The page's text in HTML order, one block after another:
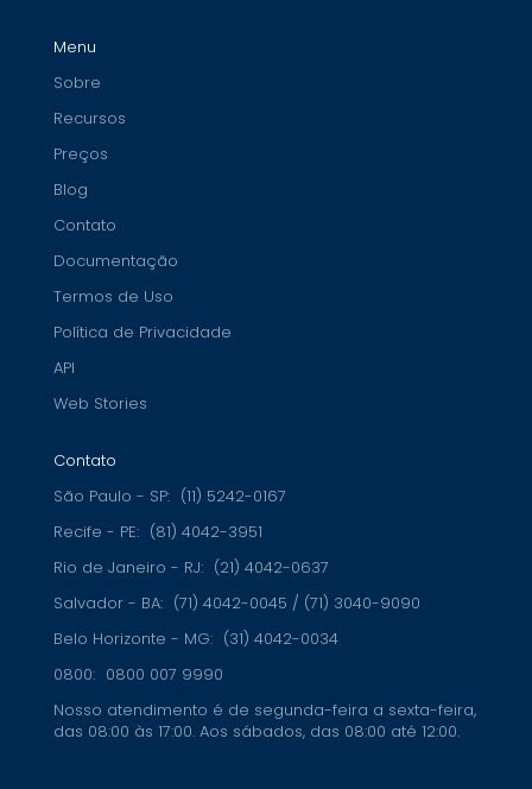
Menu
Sobre
Recursos
Preços
Blog
Contato
Documentação
Termos de Uso
Política de Privacidade
API
Web Stories
Contato
São Paulo - SP: (11) 5242-0167
Recife - PE: (81) 4042-3951
Rio de Janeiro - RJ: (21) 4042-0637
Salvador - BA: (71) 4042-0045 / (71) 3040-9090
Belo Horizonte - MG: (31) 4042-0034
0800: 0800 007 9990
Nosso atendimento é de segunda-feira a sexta-feira,
das 08:00 às 17:00. Aos sábados, das 08:00 até 12:00.